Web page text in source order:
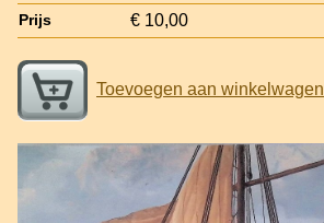
Prijs € 10,00
Toevoegen aan winkelwagen